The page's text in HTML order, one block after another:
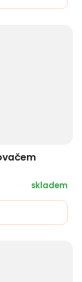
skladem